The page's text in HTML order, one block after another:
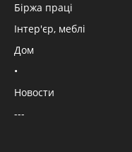
Біржа праці
Інтер'єр, меблі
Дом
•
Новости
---